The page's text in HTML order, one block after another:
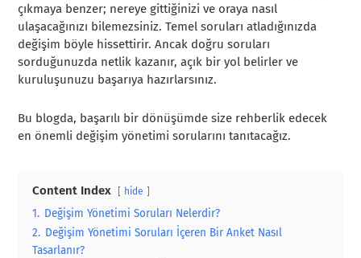
çıkmaya benzer; nereye gittiğinizi ve oraya nasıl
ulaşacağınızı bilemezsiniz. Temel soruları atladığınızda
değişim böyle hissettirir. Ancak doğru soruları
sorduğunuzda netlik kazanır, açık bir yol belirler ve
kuruluşunuzu başarıya hazırlarsınız.
Bu blogda, başarılı bir dönüşümde size rehberlik edecek
en önemli değişim yönetimi sorularını tanıtacağız.
Content Index hide
1. Değişim Yönetimi Soruları Nelerdir?
2. Değişim Yönetimi Soruları İçeren Bir Anket Nasıl
Tasarlanır?